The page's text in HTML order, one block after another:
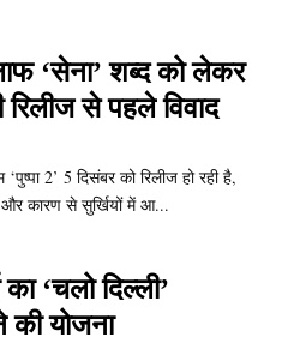
‘सेना’ शब्द को लेकर
रिलीज से पहले विवाद
2’ 5 दिसंबर को रिलीज हो रही है,
कारण से सुर्खियों में आ...
‘चलो दिल्ली’
योजना